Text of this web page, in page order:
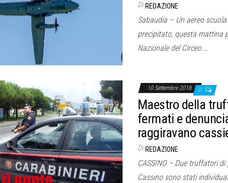
Di REDAZIONE
Sabaudia – Un aereo
precipitato, questa mattina
Nazionale del Circeo.…
10 Settembre 2018 0
Maestro della
fermati e
raggiravano
Di REDAZIONE
CASSINO – Due truffatori di
Cassino sono stati